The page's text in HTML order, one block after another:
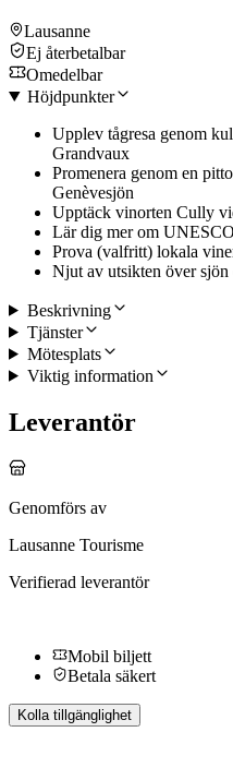
Lausanne
Ej återbetalbar
Omedelbar
Höjdpunkter
Upplev tågresa genom
Grandvaux
Promenera genom en
Genèvesjön
Upptäck vinorten Cully
Lär dig mer om
Prova (valfritt) lokala
Njut av utsikten över
Beskrivning
Tjänster
Mötesplats
Viktig information
Leverantör
Genomförs av
Lausanne Tourisme
Verifierad leverantör
Mobil biljett
Betala säkert
Kolla tillgänglighet